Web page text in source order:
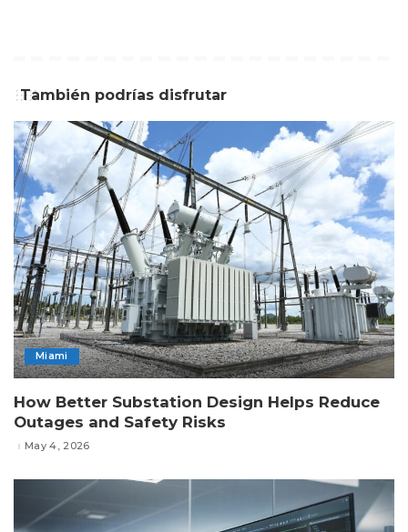
También podrías disfrutar
Miami
How Better Substation Design Helps Reduce
Outages and Safety Risks
May 4, 2026